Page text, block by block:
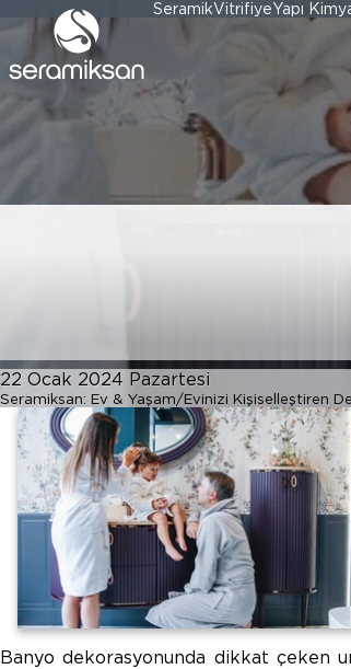
SeramikVitrifiyeYapı
22 Ocak 2024 Pazartesi
Seramiksan: Ev & Yaşam Evinizi Kişiselleştiren
Banyo dekorasyonunda dikkat çeken